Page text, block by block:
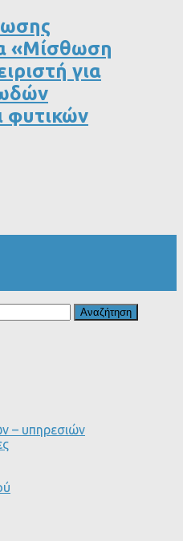
«Μίσθωση
για
φυτικών
– υπηρεσιών